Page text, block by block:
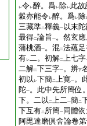
レ令レ醉。爲レ除レ此故
糓亦能令レ醉。爲レ除
三藏準二釋義一 以末
最得二論旨一。然玄
蒲桃酒一。混二法蘊
有レ二。初解二上七字
二解二下三字一。辨下
初以 レ下簡二上寛一。
陀一。此中先所簡位
下。二以 二上二一簡二
下互有二 所簡一 同體
阿毘達磨倶舍論卷